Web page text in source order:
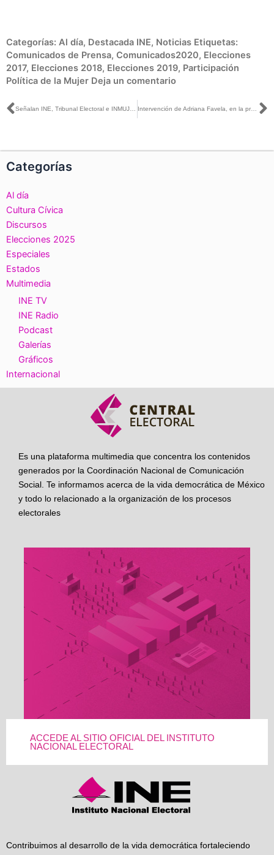
Categorías: Al día, Destacada INE, Noticias Etiquetas:
Comunicados de Prensa, Comunicados2020, Elecciones
2017, Elecciones 2018, Elecciones 2019, Participación
Política de la Mujer Deja un comentario
Ant Señalan INE, Tribunal Electoral e INMUJERES avances y retos en materia de paridad y violencia política contra las mujeres hacia elecciones de 2021 Intervención de Adriana Favela, en la presentación del libro, Buenas prácticas de los Organismos Públicos Locales en el proceso concurrente, 2017-2018
Categorías
Al día
Cultura Cívica
Discursos
Elecciones 2025
Especiales
Estados
Multimedia
INE TV
INE Radio
Podcast
Galerías
Gráficos
Internacional
Es una plataforma multimedia que concentra los contenidos
generados por la Coordinación Nacional de Comunicación
Social. Te informamos acerca de la vida democrática de México
y todo lo relacionado a la organización de los procesos
electorales
ACCEDE AL SITIO OFICIAL DEL INSTITUTO
NACIONAL ELECTORAL
Contribuimos al desarrollo de la vida democrática fortaleciendo